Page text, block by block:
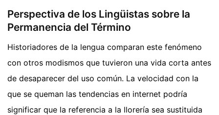
Perspectiva de los Lingüistas sobre la
Permanencia del Término
Historiadores de la lengua comparan este fenómeno
con otros modismos que tuvieron una vida corta antes
de desaparecer del uso común. La velocidad con la
que se queman las tendencias en internet podría
significar que la referencia a la llorería sea sustituida